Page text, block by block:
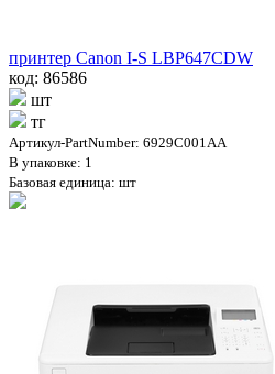
принтер Canon I-S LBP647CDW
код: 86586
шт
тг
Артикул-PartNumber: 6929C001AA
В упаковке: 1
Базовая единица: шт